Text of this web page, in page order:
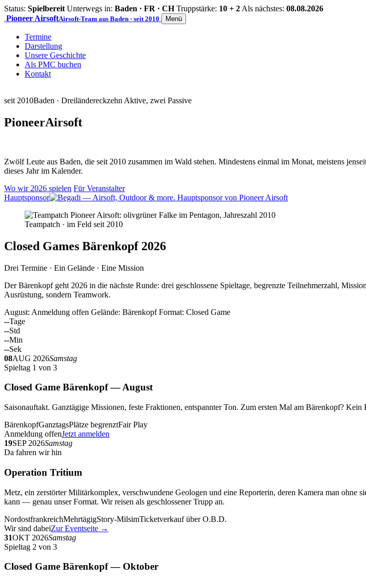
Status: Spielbereit Unterwegs in: Baden · FR · CH Truppstärke: 10 + 2 Als nächstes: 08.08.2026
Pioneer AirsoftAirsoft-Team aus Baden · seit 2010 Menü
Termine
Darstellung
Unsere Geschichte
Als PMC buchen
Kontakt
seit 2010Baden · Dreiländereckzehn Aktive, zwei Passive
PioneerAirsoft
Zwölf Leute aus Baden, die seit 2010 zusammen im Wald stehen. Mindestens einmal im Monat, meistens
dieses Jahr im Kalender.
Wo wir 2026 spielen Für Veranstalter
Hauptsponsor
Teampatch · im Feld seit 2010
Closed Games Bärenkopf 2026
Drei Termine · Ein Gelände · Eine Mission
Der Bärenkopf geht 2026 in die nächste Runde: drei geschlossene Spieltage, begrenzte Teilnehmerzahl,
Ausrüstung, sondern Teamwork.
August: Anmeldung offen Gelände: Bärenkopf Format: Closed Game
--Tage
--Std
--Min
--Sek
08AUG 2026Samstag
Spieltag 1 von 3
Closed Game Bärenkopf — August
Saisonauftakt. Ganztägige Missionen, feste Fraktionen, entspannter Ton. Zum ersten Mal am Bärenkopf?
BärenkopfGanztagsPlätze begrenztFair Play
Anmeldung offenJetzt anmelden
19SEP 2026Samstag
Da fahren wir hin
Operation Tritium
Metz, ein zerstörter Militärkomplex, verschwundene Geologen und eine Reporterin, deren Kamera man
kann — genau unser Format. Wir reisen als geschlossener Trupp an.
NordostfrankreichMehrtägigStory-MilsimTicketverkauf über O.B.D.
Wir sind dabeiZur Eventseite →
31OKT 2026Samstag
Spieltag 2 von 3
Closed Game Bärenkopf — Oktober